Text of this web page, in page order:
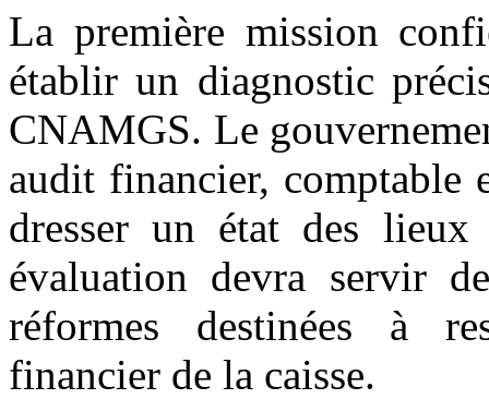
La première mission
établir un diagnostic
CNAMGS. Le
audit financier, comptable
dresser un état des
évaluation devra servir
réformes destinées à
financier de la caisse.